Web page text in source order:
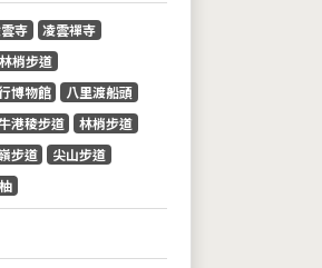
寺
凌雲禪寺
林梢步道
博物館
八里渡船頭
港稜步道
林梢步道
步道
尖山步道